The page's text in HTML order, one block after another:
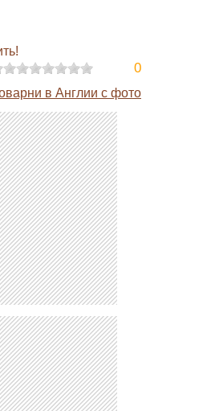
0
в Англии с фото